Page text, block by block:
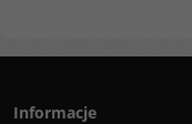
Informacje